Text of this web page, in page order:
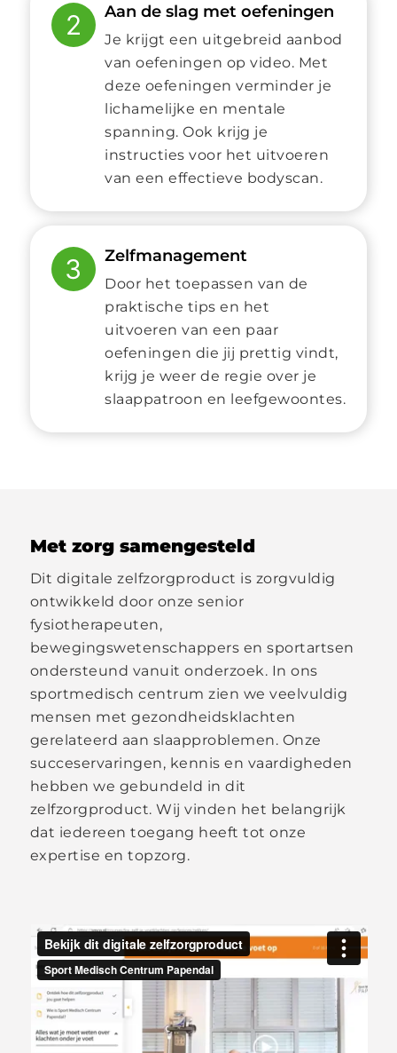
2 Aan de slag met oefeningen
Je krijgt een uitgebreid aanbod
van oefeningen op video. Met
deze oefeningen verminder je
lichamelijke en mentale
spanning. Ook krijg je
instructies voor het uitvoeren
van een effectieve bodyscan.
3 Zelfmanagement
Door het toepassen van de
praktische tips en het
uitvoeren van een paar
oefeningen die jij prettig vindt,
krijg je weer de regie over je
slaappatroon en leefgewoontes.
Met zorg samengesteld
Dit digitale zelfzorgproduct is zorgvuldig
ontwikkeld door onze senior
fysiotherapeuten,
bewegingswetenschappers en sportartsen
ondersteund vanuit onderzoek. In ons
sportmedisch centrum zien we veelvuldig
mensen met gezondheidsklachten
gerelateerd aan slaapproblemen. Onze
succeservaringen, kennis en vaardigheden
hebben we gebundeld in dit
zelfzorgproduct. Wij vinden het belangrijk
dat iedereen toegang heeft tot onze
expertise en topzorg.